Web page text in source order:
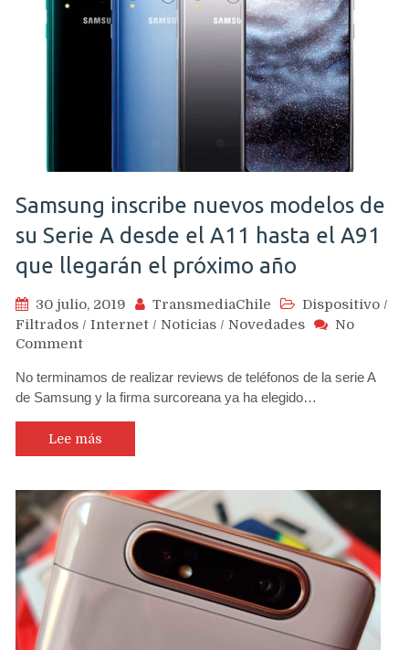
pero
crece
negocio
de
pantallas
OLED
Samsung inscribe nuevos modelos de
su Serie A desde el A11 hasta el A91
que llegarán el próximo año
30 julio, 2019 TransmediaChile Dispositivo /
Filtrados / Internet / Noticias / Novedades
No
Commenton
inscribe
nuevos
modelos
de
su
A
desde
hasta
No terminamos de realizar reviews de teléfonos de la serie A
de Samsung y la firma surcoreana ya ha elegido…
Lee más